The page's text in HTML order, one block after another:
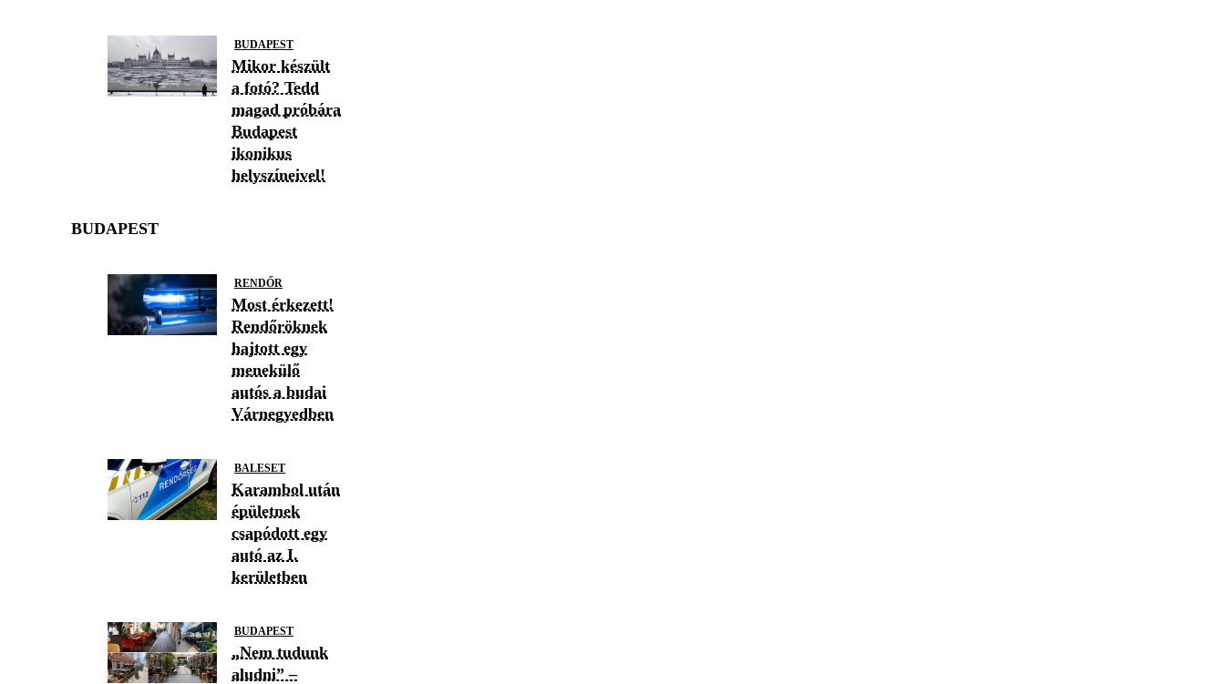
BUDAPEST
Mikor készült
a fotó? Tedd
magad próbára
Budapest
ikonikus
helyszíneivel!
BUDAPEST
RENDŐR
Most érkezett!
Rendőröknek
hajtott egy
menekülő
autós a budai
Várnegyedben
BALESET
Karambol után
épületnek
csapódott egy
autó az I.
kerületben
BUDAPEST
„Nem tudunk
aludni” –